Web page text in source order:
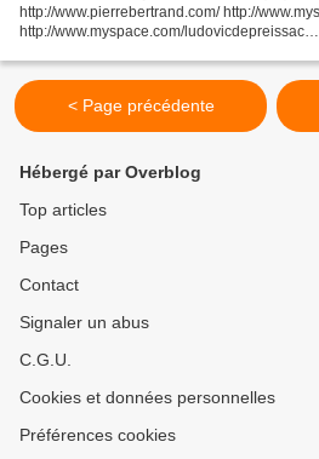
http://www.pierrebertrand.com/ http://
http://www.myspace.com/ludovicdepreissac
http://www.ralphbowen.com/...
< Page précédente
Hébergé par Overblog
Top articles
Pages
Contact
Signaler un abus
C.G.U.
Cookies et données personnelles
Préférences cookies